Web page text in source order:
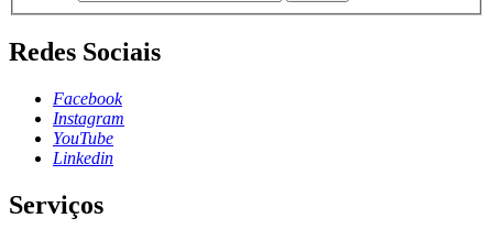
Redes Sociais
Facebook
Instagram
YouTube
Linkedin
Serviços